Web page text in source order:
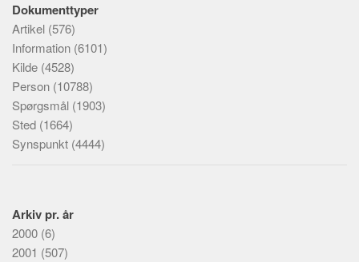
Dokumenttyper
Artikel (576)
Information (6101)
Kilde (4528)
Person (10788)
Spørgsmål (1903)
Sted (1664)
Synspunkt (4444)
Arkiv pr. år
2000 (6)
2001 (507)